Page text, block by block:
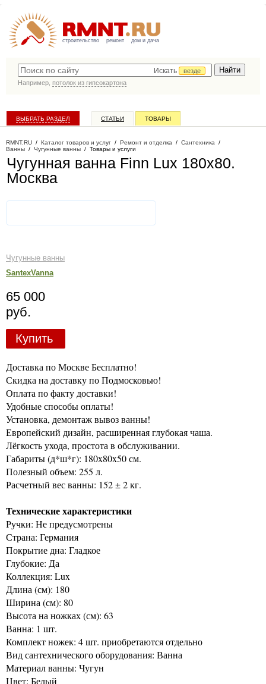
строительство ремонт дом и дача
Искать
везде
Например, потолок из гипсокартона
ВЫБРАТЬ РАЗДЕЛ СТАТЬИ ТОВАРЫ
RMNT.RU / Каталог товаров и услуг / Ремонт и отделка / Сантехника /
Ванны / Чугунные ванны / Товары и услуги
Чугунная ванна Finn Lux 180х80.
Москва
Чугунные ванны
SantexVanna
65 000
руб.
Купить
Доставка по Москве Бесплатно!
Скидка на доставку по Подмосковью!
Оплата по факту доставки!
Удобные способы оплаты!
Установка, демонтаж вывоз ванны!
Европейский дизайн, расширенная глубокая чаша.
Лёгкость ухода, простота в обслуживании.
Габариты (д*ш*г): 180x80x50 см.
Полезный объем: 255 л.
Расчетный вес ванны: 152 ± 2 кг.
Технические характеристики
Ручки: Не предусмотрены
Страна: Германия
Покрытие дна: Гладкое
Глубокие: Да
Коллекция: Lux
Длина (см): 180
Ширина (см): 80
Высота на ножках (см): 63
Ванна: 1 шт.
Комплект ножек: 4 шт. приобретаются отдельно
Вид сантехнического оборудования: Ванна
Материал ванны: Чугун
Цвет: Белый